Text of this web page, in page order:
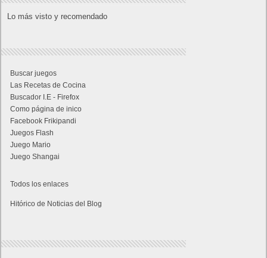
Lo más visto y recomendado
Buscar juegos
Las Recetas de Cocina
Buscador I.E - Firefox
Como página de inico
Facebook Frikipandi
Juegos Flash
Juego Mario
Juego Shangai
Todos los enlaces
Hitórico de Noticias del Blog